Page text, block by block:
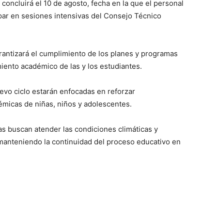
el 10 de agosto, fecha en la que el personal
en sesiones intensivas del Consejo Técnico
el cumplimiento de los planes y programas
académico de las y los estudiantes.
ciclo estarán enfocadas en reforzar
de niñas, niños y adolescentes.
buscan atender las condiciones climáticas y
la continuidad del proceso educativo en